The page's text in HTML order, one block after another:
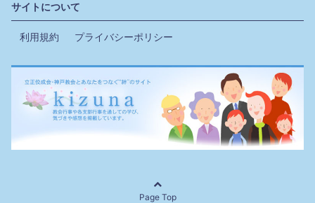
サイトについて
利用規約 プライバシーポリシー
Page Top